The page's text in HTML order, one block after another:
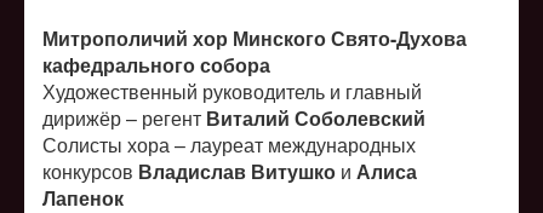
Митрополичий хор Минского Свято-Духова
кафедрального собора
Художественный руководитель и главный
дирижёр – регент Виталий Соболевский
Солисты хора – лауреат международных
конкурсов Владислав Витушко и Алиса
Лапенок